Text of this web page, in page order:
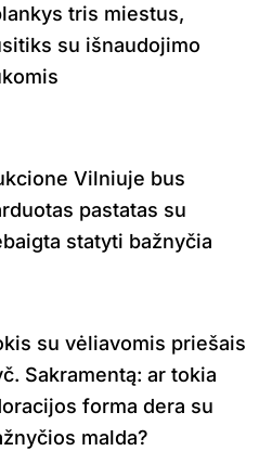
tris miestus,
su išnaudojimo
Vilniuje bus
pastatas su
statyti bažnyčia
su vėliavomis priešais
Sakramentą: ar tokia
forma dera su
malda?